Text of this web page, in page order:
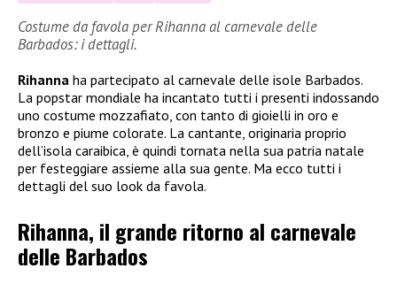
Costume da favola per Rihanna al carnevale delle
Barbados: i dettagli.
Rihanna ha partecipato al carnevale delle isole Barbados.
La popstar mondiale ha incantato tutti i presenti indossando
uno costume mozzafiato, con tanto di gioielli in oro e
bronzo e piume colorate. La cantante, originaria proprio
dell’isola caraibica, è quindi tornata nella sua patria natale
per festeggiare assieme alla sua gente. Ma ecco tutti i
dettagli del suo look da favola.
Rihanna, il grande ritorno al carnevale
delle Barbados